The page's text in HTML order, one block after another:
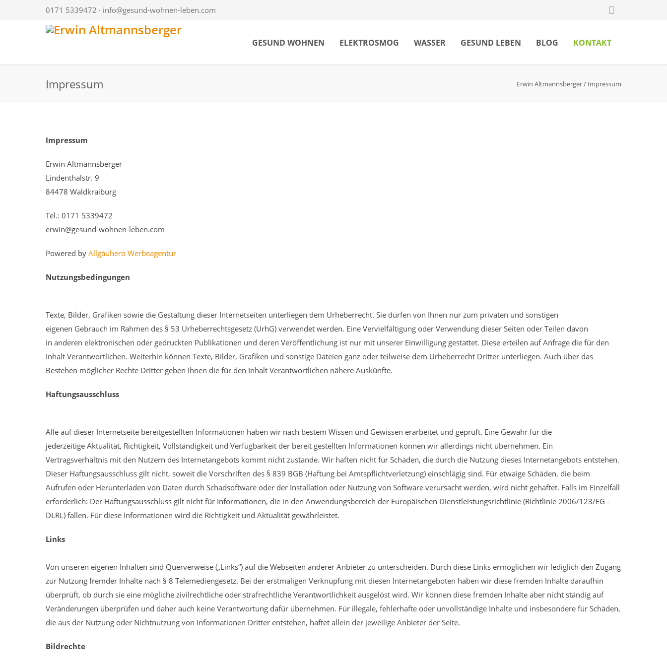
0171 5339472 · info@gesund-wohnen-leben.com
GESUND WOHNEN ELEKTROSMOG WASSER GESUND LEBEN BLOG KONTAKT
Impressum Erwin Altmannsberger/ Impressum
Impressum
Erwin Altmannsberger
Lindenthalstr. 9
84478 Waldkraiburg
Tel.: 0171 5339472
erwin@gesund-wohnen-leben.com
Powered by Allgäuhero Werbeagentur
Nutzungsbedingungen
Texte, Bilder, Grafiken sowie die Gestaltung dieser Internetseiten unterliegen dem Urheberrecht. Sie dürfen von Ihnen nur zum privaten und sonstigen
eigenen Gebrauch im Rahmen des § 53 Urheberrechtsgesetz (UrhG) verwendet werden. Eine Vervielfältigung oder Verwendung dieser Seiten oder Teilen davon
in anderen elektronischen oder gedruckten Publikationen und deren Veröffentlichung ist nur mit unserer Einwilligung gestattet. Diese erteilen auf Anfrage die für den
Inhalt Verantwortlichen. Weiterhin können Texte, Bilder, Grafiken und sonstige Dateien ganz oder teilweise dem Urheberrecht Dritter unterliegen. Auch über das
Bestehen möglicher Rechte Dritter geben Ihnen die für den Inhalt Verantwortlichen nähere Auskünfte.
Haftungsausschluss
Alle auf dieser Internetseite bereitgestellten Informationen haben wir nach bestem Wissen und Gewissen erarbeitet und geprüft. Eine Gewähr für die
jederzeitige Aktualität, Richtigkeit, Vollständigkeit und Verfügbarkeit der bereit gestellten Informationen können wir allerdings nicht übernehmen. Ein
Vertragsverhältnis mit den Nutzern des Internetangebots kommt nicht zustande. Wir haften nicht für Schäden, die durch die Nutzung dieses Internetangebots entstehen.
Dieser Haftungsausschluss gilt nicht, soweit die Vorschriften des § 839 BGB (Haftung bei Amtspflichtverletzung) einschlägig sind. Für etwaige Schäden, die beim
Aufrufen oder Herunterladen von Daten durch Schadsoftware oder der Installation oder Nutzung von Software verursacht werden, wird nicht gehaftet. Falls im Einzelfall
erforderlich: Der Haftungsausschluss gilt nicht für Informationen, die in den Anwendungsbereich der Europäischen Dienstleistungsrichtlinie (Richtlinie 2006/123/EG –
DLRL) fallen. Für diese Informationen wird die Richtigkeit und Aktualität gewährleistet.
Links
Von unseren eigenen Inhalten sind Querverweise („Links“) auf die Webseiten anderer Anbieter zu unterscheiden. Durch diese Links ermöglichen wir lediglich den Zugang
zur Nutzung fremder Inhalte nach § 8 Telemediengesetz. Bei der erstmaligen Verknüpfung mit diesen Internetangeboten haben wir diese fremden Inhalte daraufhin
überprüft, ob durch sie eine mögliche zivilrechtliche oder strafrechtliche Verantwortlichkeit ausgelöst wird. Wir können diese fremden Inhalte aber nicht ständig auf
Veränderungen überprüfen und daher auch keine Verantwortung dafür übernehmen. Für illegale, fehlerhafte oder unvollständige Inhalte und insbesondere für Schäden,
die aus der Nutzung oder Nichtnutzung von Informationen Dritter entstehen, haftet allein der jeweilige Anbieter der Seite.
Bildrechte